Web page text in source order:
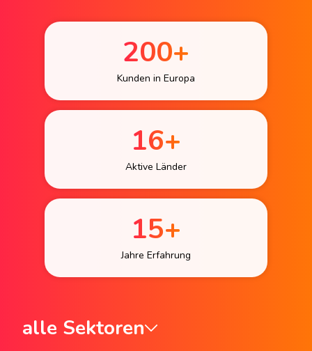
200+
Kunden in Europa
16+
Aktive Länder
15+
Jahre Erfahrung
alle Sektoren